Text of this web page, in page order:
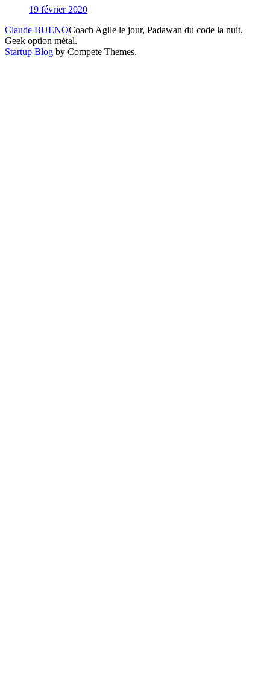
19 février 2020
Claude BUENOCoach Agile le jour, Padawan du code la nuit,
Geek option métal.
Startup Blog by Compete Themes.